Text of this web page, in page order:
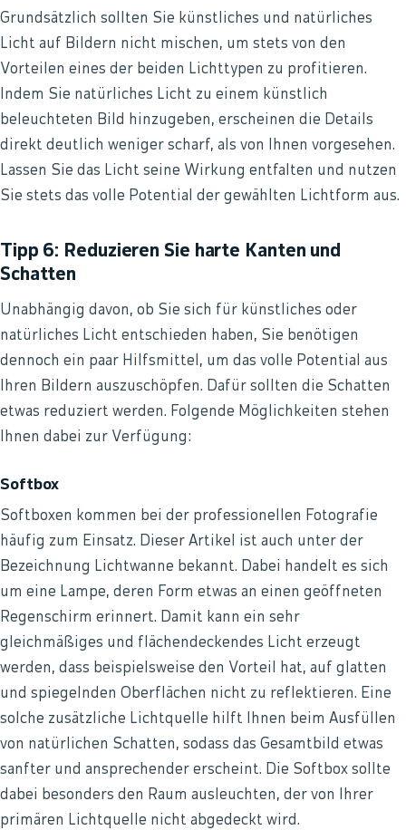
Grundsätzlich sollten Sie künstliches und natürliches
Licht auf Bildern nicht mischen, um stets von den
Vorteilen eines der beiden Lichttypen zu profitieren.
Indem Sie natürliches Licht zu einem künstlich
beleuchteten Bild hinzugeben, erscheinen die Details
direkt deutlich weniger scharf, als von Ihnen vorgesehen.
Lassen Sie das Licht seine Wirkung entfalten und nutzen
Sie stets das volle Potential der gewählten Lichtform aus.
Tipp 6: Reduzieren Sie harte Kanten und
Schatten
Unabhängig davon, ob Sie sich für künstliches oder
natürliches Licht entschieden haben, Sie benötigen
dennoch ein paar Hilfsmittel, um das volle Potential aus
Ihren Bildern auszuschöpfen. Dafür sollten die Schatten
etwas reduziert werden. Folgende Möglichkeiten stehen
Ihnen dabei zur Verfügung:
Softbox
Softboxen kommen bei der professionellen Fotografie
häufig zum Einsatz. Dieser Artikel ist auch unter der
Bezeichnung Lichtwanne bekannt. Dabei handelt es sich
um eine Lampe, deren Form etwas an einen geöffneten
Regenschirm erinnert. Damit kann ein sehr
gleichmäßiges und flächendeckendes Licht erzeugt
werden, dass beispielsweise den Vorteil hat, auf glatten
und spiegelnden Oberflächen nicht zu reflektieren. Eine
solche zusätzliche Lichtquelle hilft Ihnen beim Ausfüllen
von natürlichen Schatten, sodass das Gesamtbild etwas
sanfter und ansprechender erscheint. Die Softbox sollte
dabei besonders den Raum ausleuchten, der von Ihrer
primären Lichtquelle nicht abgedeckt wird.